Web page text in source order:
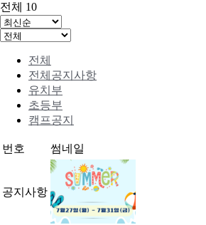
전체 10
전체
전체공지사항
유치부
초등부
캠프공지
번호 썸네일
공지사항